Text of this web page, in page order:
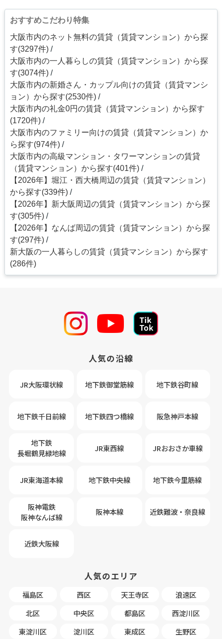
おすすめこだわり特集
大阪市内のネット無料の賃貸（賃貸マンション）から探
す(3297件)
大阪市内の一人暮らしの賃貸（賃貸マンション）から探
す(3074件)
大阪市内の新婚さん・カップル向けの賃貸（賃貸マンシ
ョン）から探す(2530件)
大阪市内の礼金0円の賃貸（賃貸マンション）から探す
(1720件)
大阪市内のファミリー向けの賃貸（賃貸マンション）か
ら探す(974件)
大阪市内の高級マンション・タワーマンションの賃貸
（賃貸マンション）から探す(401件)
【2026年】堀江・西大橋周辺の賃貸（賃貸マンション）
から探す(339件)
【2026年】新大阪周辺の賃貸（賃貸マンション）から探
す(305件)
【2026年】なんば周辺の賃貸（賃貸マンション）から探
す(297件)
新大阪の一人暮らしの賃貸（賃貸マンション）から探す
(286件)
人気の沿線
JR大阪環状線 地下鉄御堂筋線 地下鉄谷町線
地下鉄千日前線 地下鉄四つ橋線 阪急神戸本線
地下鉄
長堀鶴見緑地線
JR東西線 JRおおさか車線
JR東海道本線 地下鉄中央線 地下鉄今里筋線
阪神電鉄
阪神なんば線
阪神本線 近鉄難波・奈良線
近鉄大阪線
人気のエリア
福島区 西区 天王寺区
浪速区
北区
中央区 都島区
西淀川区
東淀川区
淀川区 東成区
生野区